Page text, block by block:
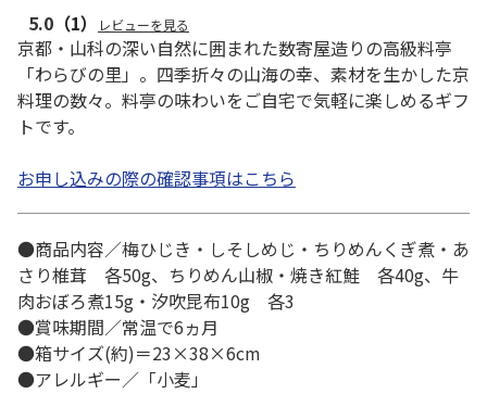
5.0 （1） レビューを見る
京都・山科の深い自然に囲まれた数寄屋造りの高級料亭
「わらびの里」。四季折々の山海の幸、素材を生かした京
料理の数々。料亭の味わいをご自宅で気軽に楽しめるギフ
トです。
お申し込みの際の確認事項はこちら
●商品内容／梅ひじき・しそしめじ・ちりめんくぎ煮・あ
さり椎茸 各50g、ちりめん山椒・焼き紅鮭 各40g、牛
肉おぼろ煮15g・汐吹昆布10g 各3
●賞味期間／常温で6ヵ月
●箱サイズ(約)＝23×38×6cm
●アレルギー／「小麦」